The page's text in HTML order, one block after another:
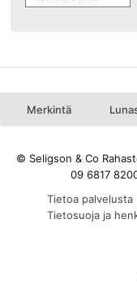
Merkintä
© Seligson & Co
09 6817
Tietoa palvelusta
Tietosuoja ja